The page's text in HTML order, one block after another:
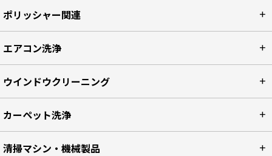
ポリッシャー関連
エアコン洗浄
ウインドウクリーニング
カーペット洗浄
清掃マシン・機械製品